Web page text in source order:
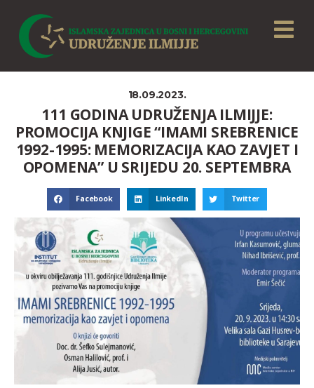
18.09.2023.
111 GODINA UDRUŽENJA ILMIJJE:
PROMOCIJA KNJIGE “IMAMI SREBRENICE
1992-1995: MEMORIZACIJA KAO ZAVJET I
OPOMENA” U SRIJEDU 20. SEPTEMBRA
Facebook LinkedIn Twitter